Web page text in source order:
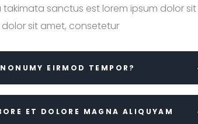
sanctus est lorem ipsum dolor sit
sit amet, consetetur
EIRMOD TEMPOR?
ET DOLORE MAGNA ALIQUYAM